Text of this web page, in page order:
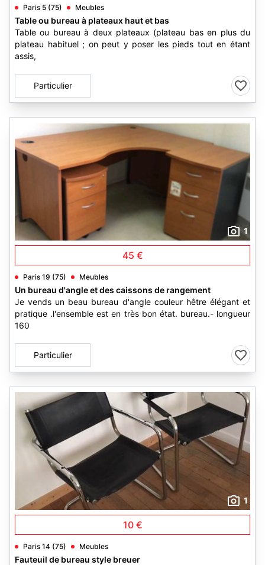
Paris 5 (75) Meubles
Table ou bureau à plateaux haut et bas
Table ou bureau à deux plateaux (plateau bas en plus du
plateau habituel ; on peut y poser les pieds tout en étant
assis,
Particulier
1
45 €
Paris 19 (75) Meubles
Un bureau d'angle et des caissons de rangement
Je vends un beau bureau d'angle couleur hêtre élégant et
pratique .l'ensemble est en très bon état. bureau.- longueur
160
Particulier
1
10 €
Paris 14 (75) Meubles
Fauteuil de bureau style breuer